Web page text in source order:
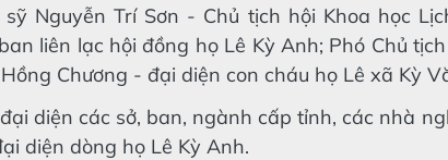
sỹ Nguyễn Trí Sơn - Chủ tịch hội Khoa học
liên lạc hội đồng họ Lê Kỳ Anh; Phó Chủ
Chương - đại diện con cháu họ Lê xã Kỳ
diện các sở, ban, ngành cấp tỉnh, các nhà
diện dòng họ Lê Kỳ Anh.